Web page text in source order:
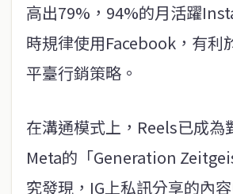
高出79%，94%的月活躍
時規律使用Facebook，有利
平臺行銷策略。
在溝通模式上，Reels已成為
Meta的「Generation
究發現，IG上私訊分享的內